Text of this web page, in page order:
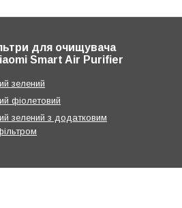
для очищувача
Smart Air Purifier
зелений
фіолетовий
зелений з додатковим